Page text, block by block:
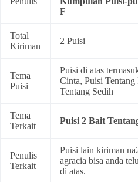
F
Total
Kiriman
2 Puisi
Tema
Puisi
Puisi di atas
Cinta, Puisi Tentang
Tentang Sedih
Tema
Terkait
Puisi 2 Bait
Penulis
Terkait
Puisi lain kiriman
agracia bisa anda
di atas.